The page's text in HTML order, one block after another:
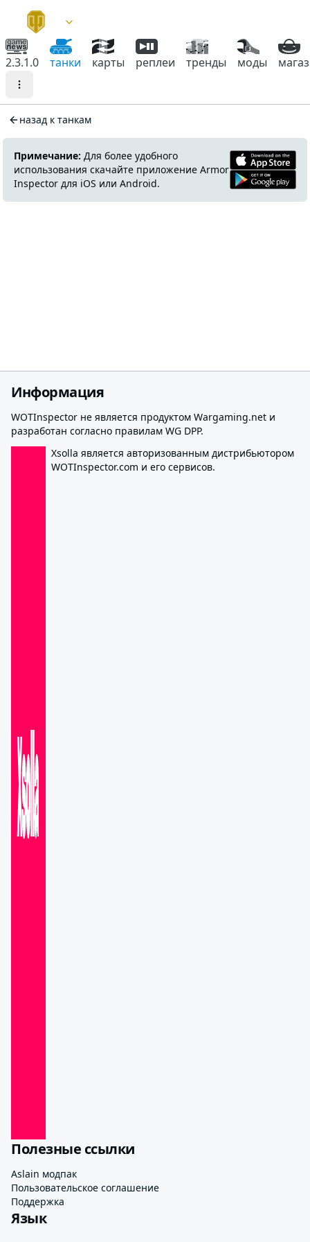
2.3.1.0 танки карты реплеи тренды моды
назад к танкам
Примечание: Для более удобного
использования скачайте приложение Armor
Inspector для iOS или Android.
Информация
WOTInspector не является продуктом Wargaming.net и
разработан согласно правилам WG DPP.
Xsolla является авторизованным дистрибьютором
WOTInspector.com и его сервисов.
Полезные ссылки
Aslain модпак
Пользовательское соглашение
Поддержка
Язык